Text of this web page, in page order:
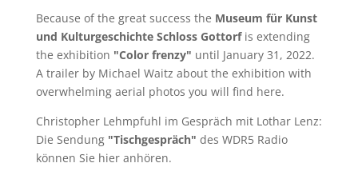
Because of the great success the Museum für Kunst
und Kulturgeschichte Schloss Gottorfis extending
the exhibition "Color frenzy" until January 31, 2022.
A trailer by Michael Waitz about the exhibition with
overwhelming aerial photos you will find here.
Christopher Lehmpfuhl im Gespräch mit Lothar Lenz:
Die Sendung "Tischgespräch" des WDR5 Radio
können Sie hieranhören.